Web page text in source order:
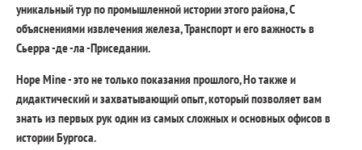
уникальный тур по промышленной истории этого района, С
объяснениями извлечения железа, Транспорт и его важность в
Сьерра -де -ла -Приседании.
Hope Mine - это не только показания прошлого, Но также и
дидактический и захватывающий опыт, который позволяет вам
знать из первых рук один из самых сложных и основных офисов в
истории Бургоса.